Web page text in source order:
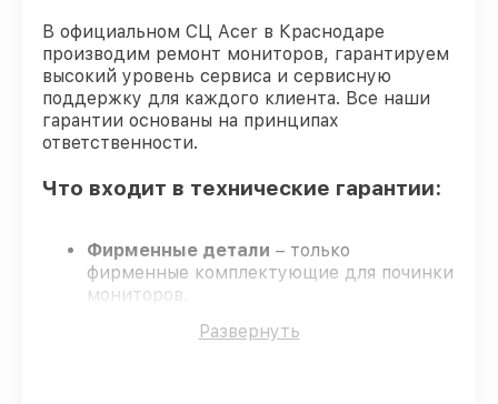
В официальном СЦ Acer в Краснодаре
производим ремонт мониторов, гарантируем
высокий уровень сервиса и сервисную
поддержку для каждого клиента. Все наши
гарантии основаны на принципах
ответственности.
Что входит в технические гарантии:
Фирменные детали – только
фирменные комплектующие для починки
мониторов.
обучение и сертификация подтверждают
Развернуть